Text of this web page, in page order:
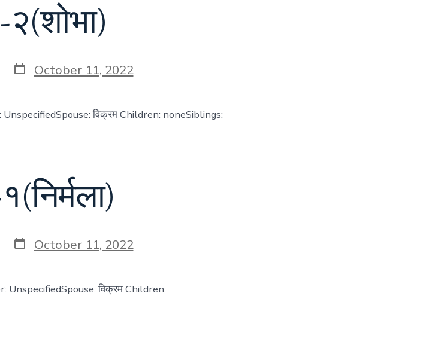
२(शोभा)
Post
date
October 11, 2022
विक्रम Children: noneSiblings:
Post
date
October 11, 2022
UnspecifiedSpouse: विक्रम Children: